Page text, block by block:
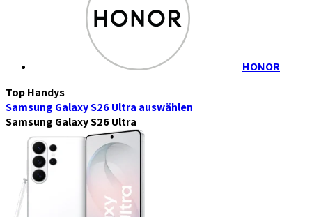
HONOR
Top Handys
Samsung Galaxy S26 Ultra auswählen
Samsung Galaxy S26 Ultra